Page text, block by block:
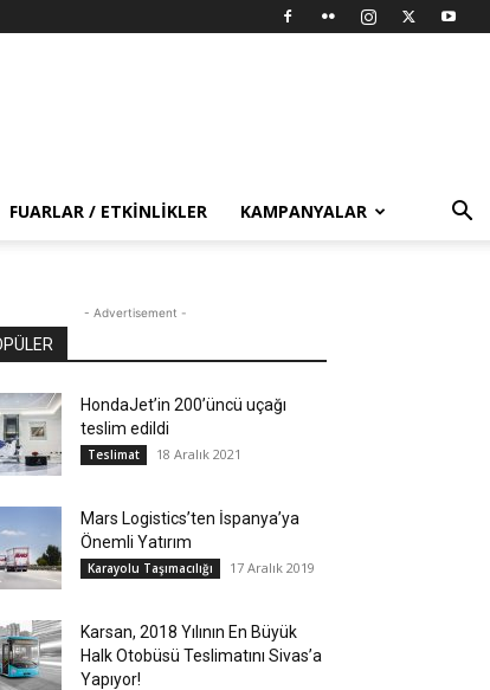
FUARLAR / ETKINLIKLER KAMPANYALAR
- Advertisement -
HondaJet’in 200’üncü uçağı
teslim edildi
Teslimat 18 Aralık 2021
Mars Logistics’ten İspanya’ya
Önemli Yatırım
Karayolu Taşımacılığı 17 Aralık 2019
Karsan, 2018 Yılının En Büyük
Halk Otobüsü Teslimatını Sivas’a
Yapıyor!